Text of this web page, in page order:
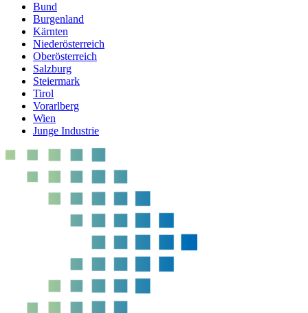
Bund
Burgenland
Kärnten
Niederösterreich
Oberösterreich
Salzburg
Steiermark
Tirol
Vorarlberg
Wien
Junge Industrie